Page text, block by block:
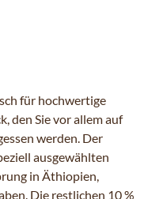
für hochwertige
den Sie vor allem auf
werden. Der
ausgewählten
in Äthiopien,
Die restlichen 10 %